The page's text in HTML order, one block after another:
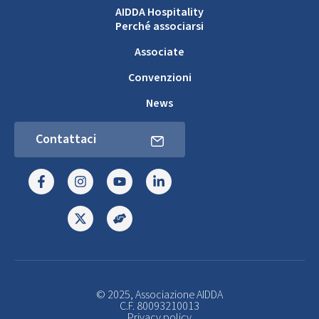
AIDDA Hospitality
Perché associarsi
Associate
Convenzioni
News
Contattaci
© 2025, Associazione AIDDA
C.F. 80093210013